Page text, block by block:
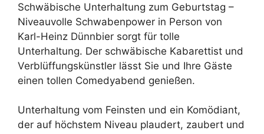
Schwäbische Unterhaltung zum Geburtstag –
Niveauvolle Schwabenpower in Person von
Karl-Heinz Dünnbier sorgt für tolle
Unterhaltung. Der schwäbische Kabarettist und
Verblüffungskünstler lässt Sie und Ihre Gäste
einen tollen Comedyabend genießen.
Unterhaltung vom Feinsten und ein Komödiant,
der auf höchstem Niveau plaudert, zaubert und